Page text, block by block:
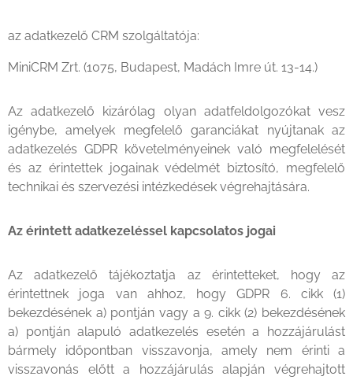
az adatkezelő CRM szolgáltatója:
MiniCRM Zrt. (1075, Budapest, Madách Imre út. 13-14.)
Az adatkezelő kizárólag olyan adatfeldolgozókat vesz
igénybe, amelyek megfelelő garanciákat nyújtanak az
adatkezelés GDPR követelményeinek való megfelelését
és az érintettek jogainak védelmét biztosító, megfelelő
technikai és szervezési intézkedések végrehajtására.
Az érintett adatkezeléssel kapcsolatos jogai
Az adatkezelő tájékoztatja az érintetteket, hogy az
érintettnek joga van ahhoz, hogy GDPR 6. cikk (1)
bekezdésének a) pontján vagy a 9. cikk (2) bekezdésének
a) pontján alapuló adatkezelés esetén a hozzájárulást
bármely időpontban visszavonja, amely nem érinti a
visszavonás előtt a hozzájárulás alapján végrehajtott